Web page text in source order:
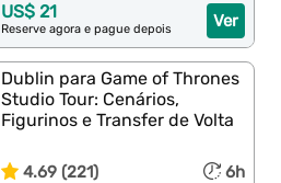
Ver
US$ 21
Reserve agora e pague depois
Dublin para Game of Thrones
Studio Tour: Cenários,
Figurinos e Transfer de Volta
4.69 (221) 6h